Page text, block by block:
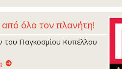
από όλο τον πλανήτη!
του Παγκοσμίου Κυπέλλου